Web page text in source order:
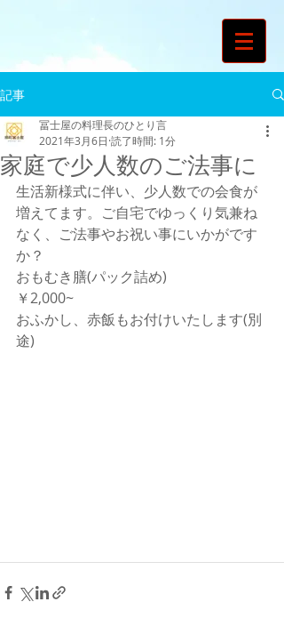
記事
家庭で少人数のご法事に
冨士屋の料理長のひとり言
2021年3月6日 読了時間: 1分
生活新様式に伴い、少人数での会食が
増えてます。ご自宅でゆっくり気兼ね
なく、ご法事やお祝い事にいかがです
か？
おもむき膳(パック詰め)
￥2,000~
おふかし、赤飯もお付けいたします(別
途)